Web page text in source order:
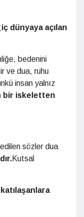
iç dünyaya açılan
bedenini
ve dua, ruhu
insan yalnız
bir iskeletten
sözler dua
Kutsal